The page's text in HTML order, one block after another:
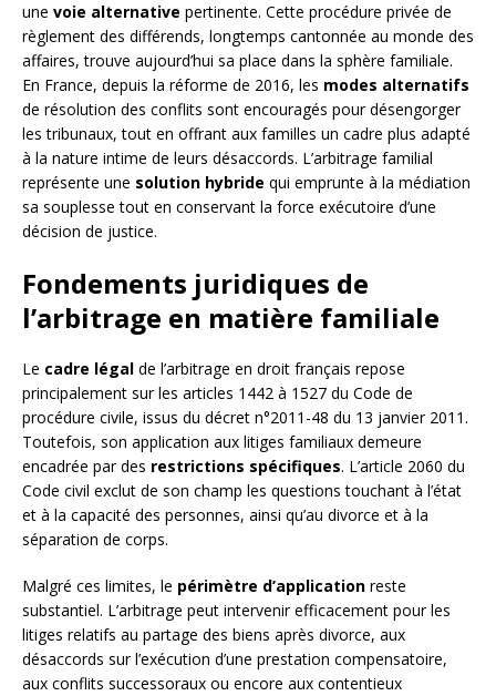
une voie alternative pertinente. Cette procédure privée de
règlement des différends, longtemps cantonnée au monde des
affaires, trouve aujourd’hui sa place dans la sphère familiale.
En France, depuis la réforme de 2016, les modes alternatifs
de résolution des conflits sont encouragés pour désengorger
les tribunaux, tout en offrant aux familles un cadre plus adapté
à la nature intime de leurs désaccords. L’arbitrage familial
représente une solution hybride qui emprunte à la médiation
sa souplesse tout en conservant la force exécutoire d’une
décision de justice.
Fondements juridiques de
l’arbitrage en matière familiale
Le cadre légal de l’arbitrage en droit français repose
principalement sur les articles 1442 à 1527 du Code de
procédure civile, issus du décret n°2011-48 du 13 janvier 2011.
Toutefois, son application aux litiges familiaux demeure
encadrée par des restrictions spécifiques. L’article 2060 du
Code civil exclut de son champ les questions touchant à l’état
et à la capacité des personnes, ainsi qu’au divorce et à la
séparation de corps.
Malgré ces limites, le périmètre d’application reste
substantiel. L’arbitrage peut intervenir efficacement pour les
litiges relatifs au partage des biens après divorce, aux
désaccords sur l’exécution d’une prestation compensatoire,
aux conflits successoraux ou encore aux contentieux